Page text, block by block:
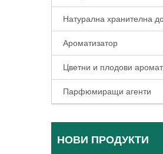
Натурална хранителна
Ароматизатор
Цветни и плодови
Парфюмиращи агенти
НОВИ ПРОДУКТИ